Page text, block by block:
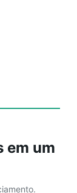
em um